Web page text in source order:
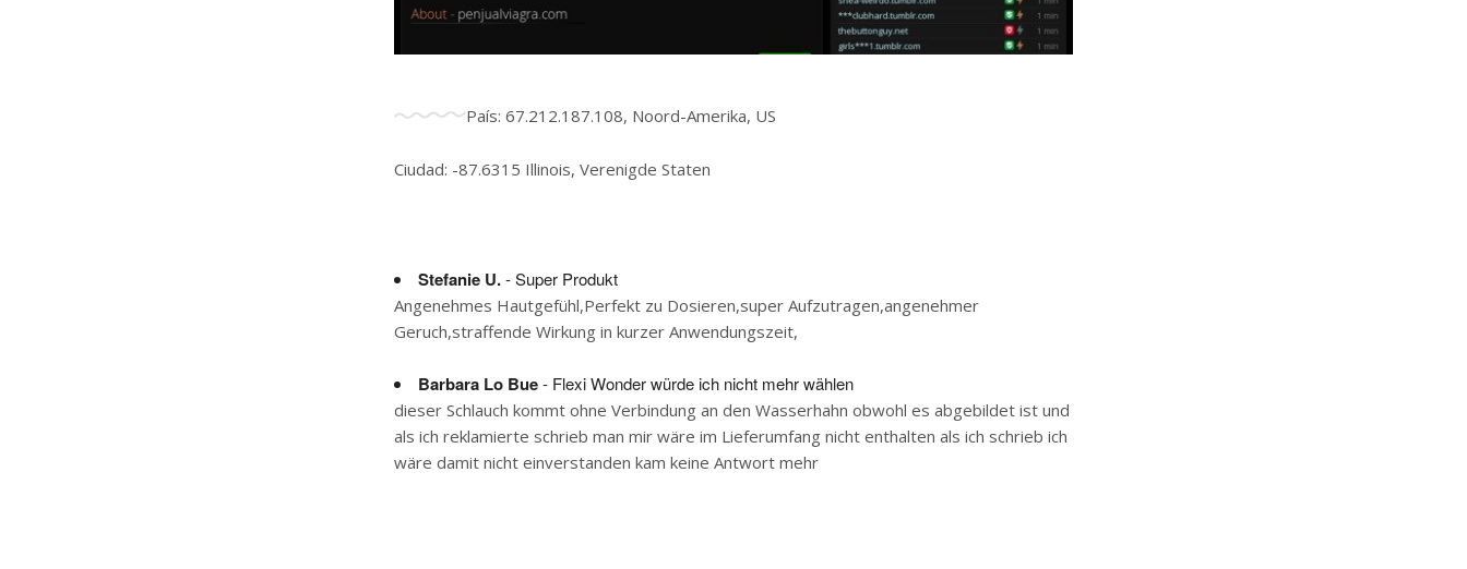
País: 67.212.187.108, Noord-Amerika, US
Ciudad: -87.6315 Illinois, Verenigde Staten
Stefanie U.- Super Produkt
Angenehmes Hautgefühl,Perfekt zu Dosieren,super Aufzutragen,angenehmer
Geruch,straffende Wirkung in kurzer Anwendungszeit,
Barbara Lo Bue- Flexi Wonder würde ich nicht mehr wählen
dieser Schlauch kommt ohne Verbindung an den Wasserhahn obwohl es abgebildet ist und
als ich reklamierte schrieb man mir wäre im Lieferumfang nicht enthalten als ich schrieb ich
wäre damit nicht einverstanden kam keine Antwort mehr